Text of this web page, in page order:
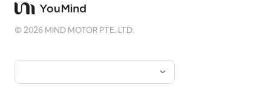
©2026 MIND MOTOR PTE. LTD.